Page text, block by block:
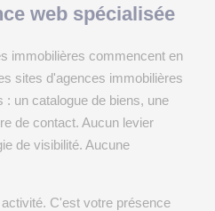
web spécialisée
immobilières commencent en
sites d'agences immobilières
un catalogue de biens, une
de contact. Aucun levier
de visibilité. Aucune
C'est votre présence